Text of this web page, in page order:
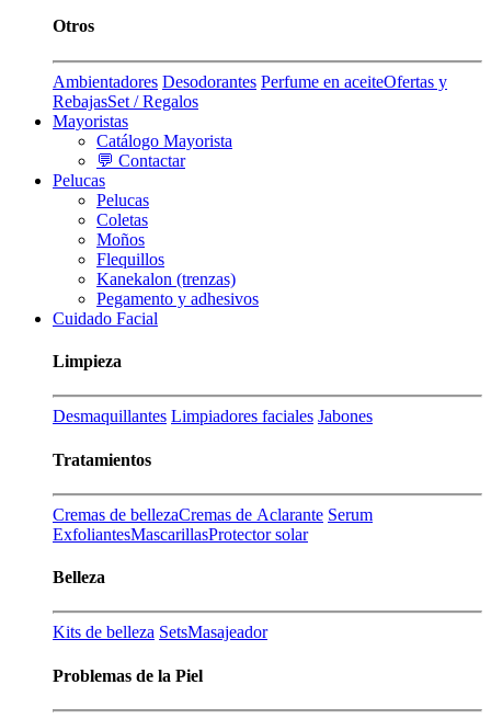
Otros
Ambientadores Desodorantes Perfume en aceiteOfertas y
RebajasSet / Regalos
Mayoristas
Catálogo Mayorista
💬 Contactar
Pelucas
Pelucas
Coletas
Moños
Flequillos
Kanekalon (trenzas)
Pegamento y adhesivos
Cuidado Facial
Limpieza
Desmaquillantes Limpiadores faciales Jabones
Tratamientos
Cremas de bellezaCremas de Aclarante Serum
ExfoliantesMascarillasProtector solar
Belleza
Kits de belleza SetsMasajeador
Problemas de la Piel